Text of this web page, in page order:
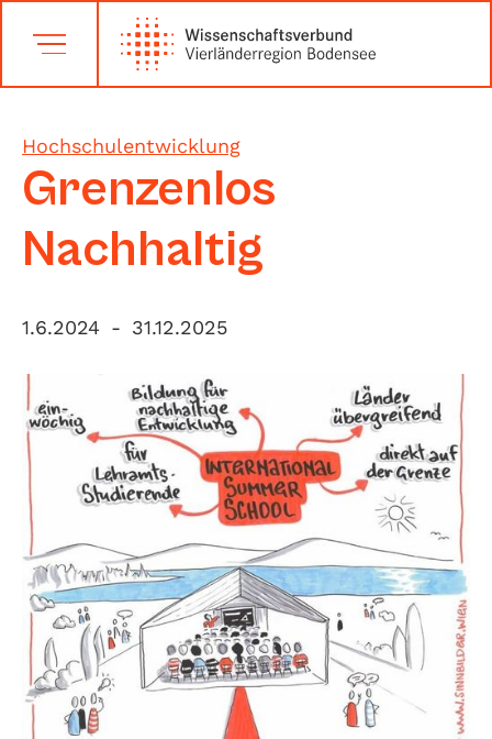
Hochschulentwicklung
Grenzenlos
Nachhaltig
1.6.2024 - 31.12.2025